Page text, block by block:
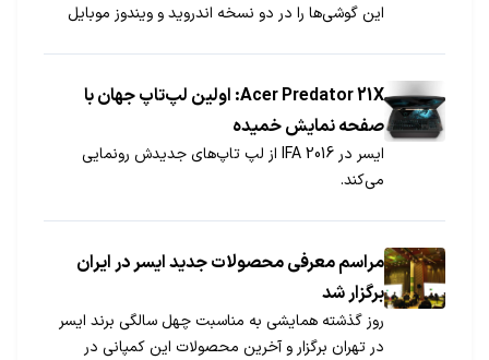
این گوشی‌ها را در دو نسخه اندروید و ویندوز موبایل
Acer Predator 21X: اولین لپ‌تاپ جهان با
صفحه نمایش خمیده
ایسر در 2016 IFA از لپ تاپ‌های جدیدش رونمایی
می‌کند.
مراسم معرفی محصولات جدید ایسر در ایران
برگزار شد
روز گذشته همایشی به مناسبت چهل سالگی برند ایسر
در تهران برگزار و آخرین محصولات این کمپانی در